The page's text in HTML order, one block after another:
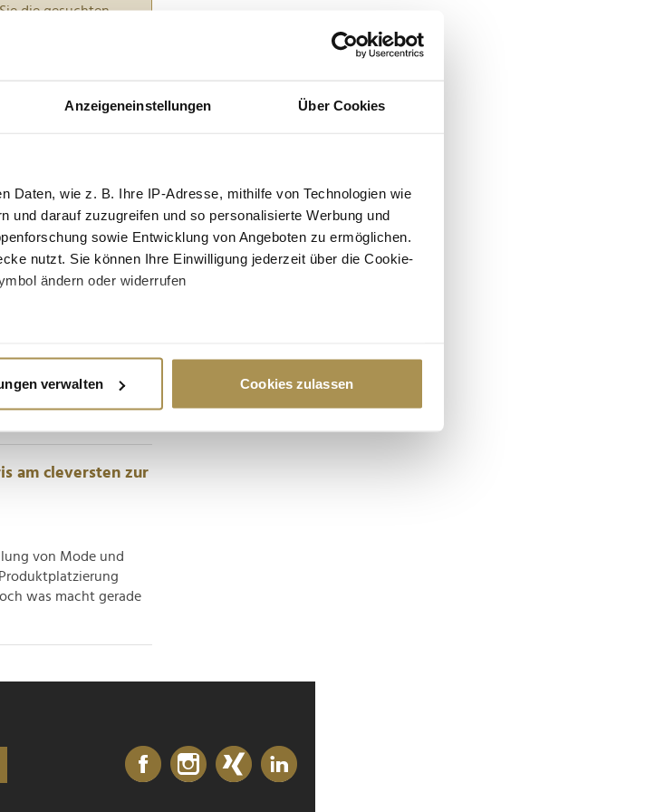
Anzeigeneinstellungen Über Cookies
Daten, wie z. B. Ihre IP-Adresse, mithilfe von Technologien wie
und darauf zuzugreifen und so personalisierte Werbung und
sowie Entwicklung von Angeboten zu ermöglichen.
nutzt. Sie können Ihre Einwilligung jederzeit über die Cookie-
ändern oder widerrufen
werden, und legen Sie Ihre Präferenzen im
geben wir Informationen zu Ihrer Verwendung unserer
Analysen weiter. Unsere Partner führen diese Informationen
bereitgestellt haben oder die sie im Rahmen Ihrer Nutzung
verwalten Cookies zulassen
die gesuchten
fairer Deal – zumal
nutzt,
Beim Society-
Reiselokomotive
als jetzt. Dabei
ganze
Potenzial, aber
am cleversten zur
von Mode und
was macht gerade